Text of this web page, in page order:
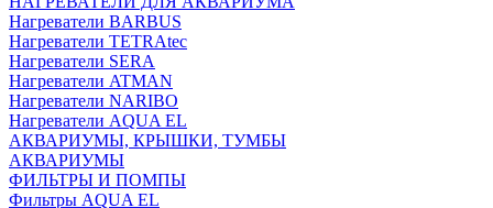
Нагреватели BARBUS
Нагреватели TETRAtec
Нагреватели SERA
Нагреватели ATMAN
Нагреватели NARIBO
Нагреватели AQUA EL
АКВАРИУМЫ, КРЫШКИ, ТУМБЫ
АКВАРИУМЫ
ФИЛЬТРЫ И ПОМПЫ
Фильтры AQUA EL